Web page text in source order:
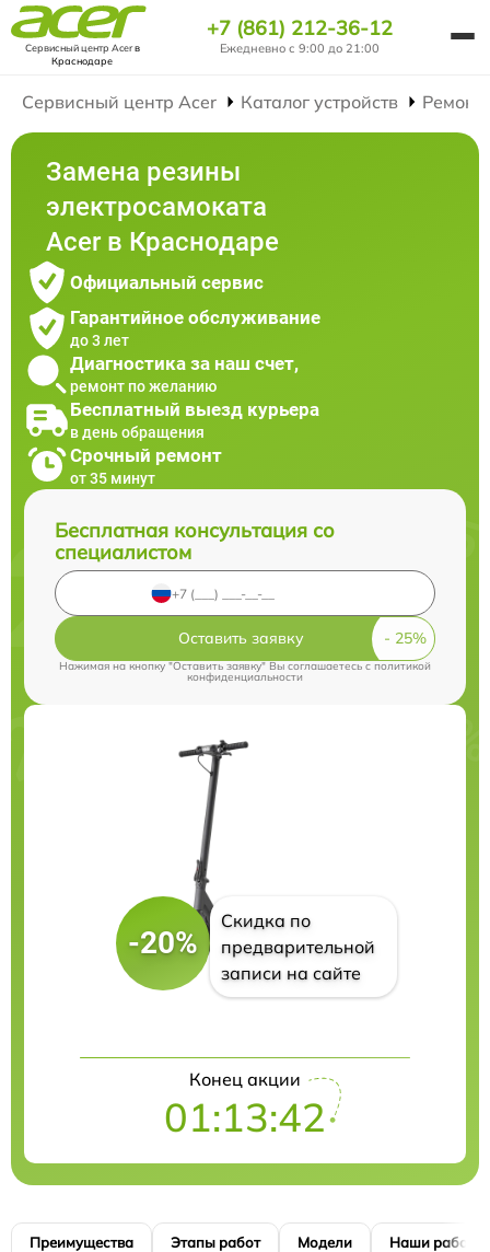
Сервисный центр Acerв
Краснодаре
+7 (861) 212-36-12
Ежедневно с 9:00 до 21:00
Сервисный центр Acer Каталог устройств Ремонт
Замена резины
электросамоката
Acer в Краснодаре
Официальный сервис
Гарантийное обслуживание
до 3 лет
Диагностика за наш счет,
ремонт по желанию
Бесплатный выезд курьера
в день обращения
Срочный ремонт
от 35 минут
Бесплатная консультация со
специалистом
Оставить заявку
Нажимая на кнопку "Оставить заявку" Вы соглашаетесь cполитикой
конфиденциальности
-20%
Скидка по
предварительной
записи на сайте
Конец акции
01:13:41
Преимущества Этапы работ Модели Наши работы